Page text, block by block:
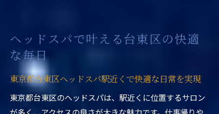
ヘッドスパで叶える台東区の快適
な毎日
東京都台東区ヘッドスパ駅近くで快適な日常を実現
東京都台東区のヘッドスパは、駅近くに位置するサロン